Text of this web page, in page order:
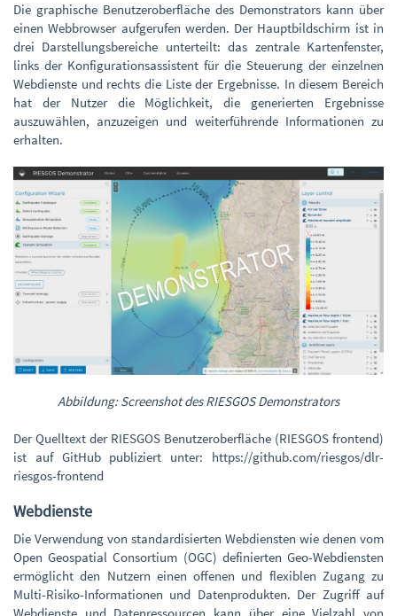
Die graphische Benutzeroberfläche des Demonstrators kann über
einen Webbrowser aufgerufen werden. Der Hauptbildschirm ist in
drei Darstellungsbereiche unterteilt: das zentrale Kartenfenster,
links der Konfigurationsassistent für die Steuerung der einzelnen
Webdienste und rechts die Liste der Ergebnisse. In diesem Bereich
hat der Nutzer die Möglichkeit, die generierten Ergebnisse
auszuwählen, anzuzeigen und weiterführende Informationen zu
erhalten.
Abbildung: Screenshot des RIESGOS Demonstrators
Der Quelltext der RIESGOS Benutzeroberfläche (RIESGOS frontend)
ist auf GitHub publiziert unter: https://github.com/riesgos/dlr-
riesgos-frontend
Webdienste
Die Verwendung von standardisierten Webdiensten wie denen vom
Open Geospatial Consortium (OGC) definierten Geo-Webdiensten
ermöglicht den Nutzern einen offenen und flexiblen Zugang zu
Multi-Risiko-Informationen und Datenprodukten. Der Zugriff auf